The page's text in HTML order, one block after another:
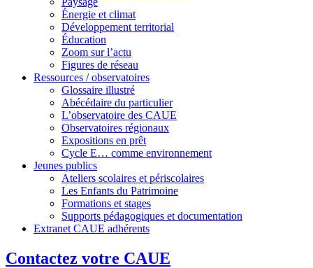
Énergie et climat
Développement territorial
Éducation
Zoom sur l’actu
Figures de réseau
Ressources / observatoires
Glossaire illustré
Abécédaire du particulier
L’observatoire des CAUE
Observatoires régionaux
Expositions en prêt
Cycle E… comme environnement
Jeunes publics
Ateliers scolaires et périscolaires
Les Enfants du Patrimoine
Formations et stages
Supports pédagogiques et documentation
Extranet CAUE adhérents
Contactez votre CAUE